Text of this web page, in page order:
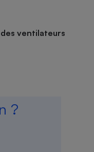
ventilateurs
?